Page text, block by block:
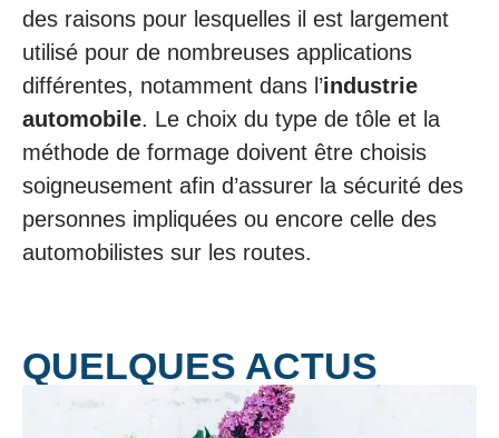
des raisons pour lesquelles il est largement
utilisé pour de nombreuses applications
différentes, notamment dans l’industrie
automobile. Le choix du type de tôle et la
méthode de formage doivent être choisis
soigneusement afin d’assurer la sécurité des
personnes impliquées ou encore celle des
automobilistes sur les routes.
QUELQUES ACTUS